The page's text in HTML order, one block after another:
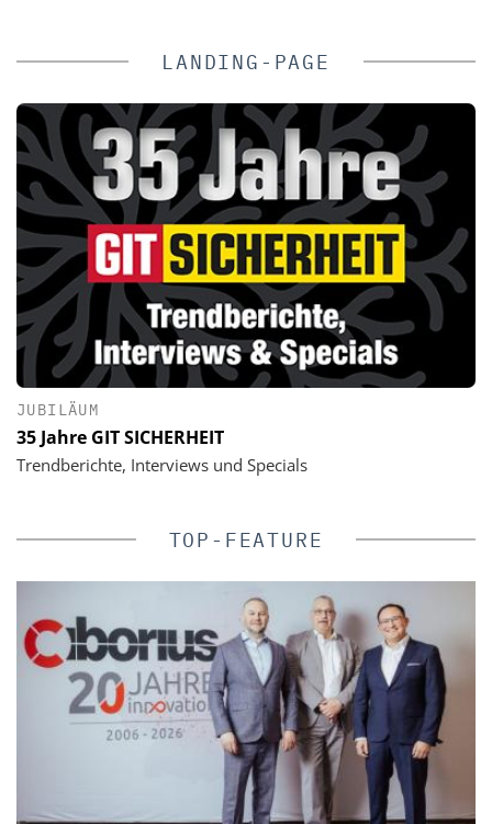
LANDING-PAGE
JUBILÄUM
35 Jahre GIT SICHERHEIT
Trendberichte, Interviews und Specials
TOP-FEATURE